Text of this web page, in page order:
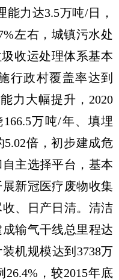
力达3.5万吨/日，
左右，城镇污水处
收运处理体系基本
行政村覆盖率达到
力大幅提升，2020
万吨/年、填埋
5.02倍，初步建成危
主选择平台，基本
新冠医疗废物收集
、日产日清。清洁
输气干线总里程达
机规模达到3738万
，较2015年底